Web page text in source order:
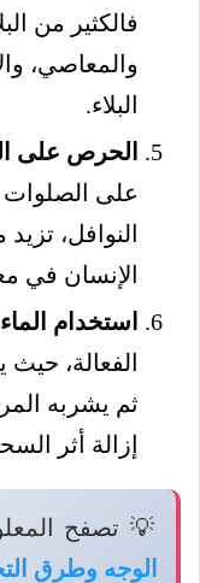
فالكثير من
والمعاصي،
البلاء.
الحرص على
على الصلوات
النوافل،
الإنسان في
استخدام
الفعالة، حيث
ثم يشربه
إزالة أثر
💡 تصفح
الوجه وطرق